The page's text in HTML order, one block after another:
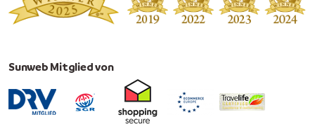
Sunweb Mitglied von